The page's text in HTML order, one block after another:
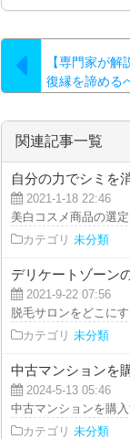
【専門家が解
復縁を諦める
関連記事一覧
自分の力でシミを
2021-1-18 22:46
美白コスメ商品の選
カテゴリ 未分類
デリケートゾーン
2021-9-22 07:56
脱毛サロンをどこに
カテゴリ 未分類
中古マンションを
2024-5-13 05:46
中古マンションを購
カテゴリ 未分類